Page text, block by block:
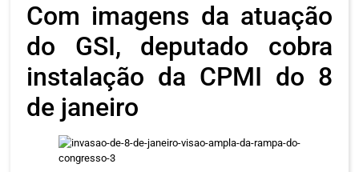
Com imagens da atuação
do GSI, deputado cobra
instalação da CPMI do 8
de janeiro